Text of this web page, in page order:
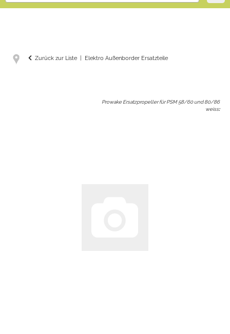
Zurück zur Liste Elektro Außenborder Ersatzteile
Prowake Ersatzpropeller für PSM 58/60 und 80/86
weiss: